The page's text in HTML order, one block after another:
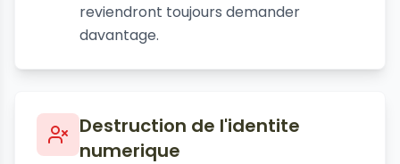
reviendront toujours demander
davantage.
Destruction de l'identite
numerique